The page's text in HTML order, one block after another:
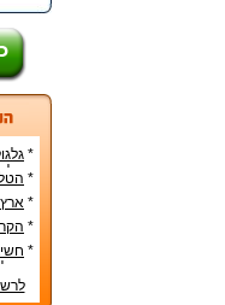
*
*
*
*
*